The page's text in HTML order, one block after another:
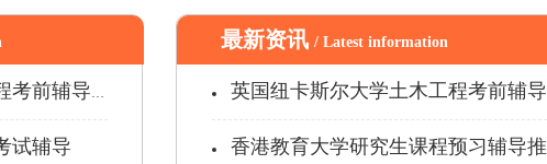
辅导哪家...
试辅导
最新资讯 / Latest information
英国纽卡斯尔大学土木工程考前辅导哪家...
香港教育大学研究生课程预习辅导推荐